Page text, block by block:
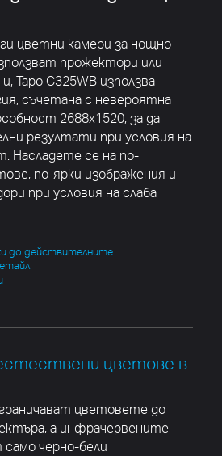
цветни камери за нощно
прожектори или
Tapo C325WB използва
съчетана с невероятна
2688x1520, за да
резултати при условия на
Насладете се на по-
по-ярки изображения и
при условия на слаба
до действителните
цветове в
цветовете до
а инфрачервените
черно-бели